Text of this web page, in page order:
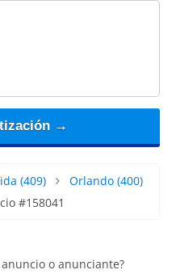
→
(409) Orlando (400)
#158041
o anunciante?